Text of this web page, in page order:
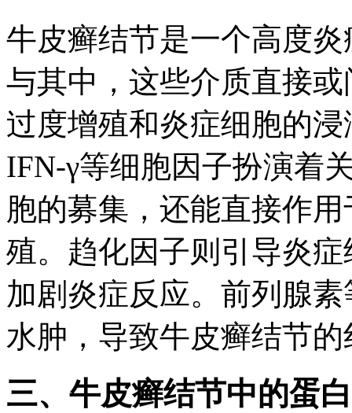
牛皮癣结节是一个高度
与其中，这些介质直接
过度增殖和炎症细胞的
IFN-γ等细胞因子扮演着
胞的募集，还能直接作
殖。趋化因子则引导炎
加剧炎症反应。前列腺
水肿，导致牛皮癣结节的
三、牛皮癣结节中的蛋